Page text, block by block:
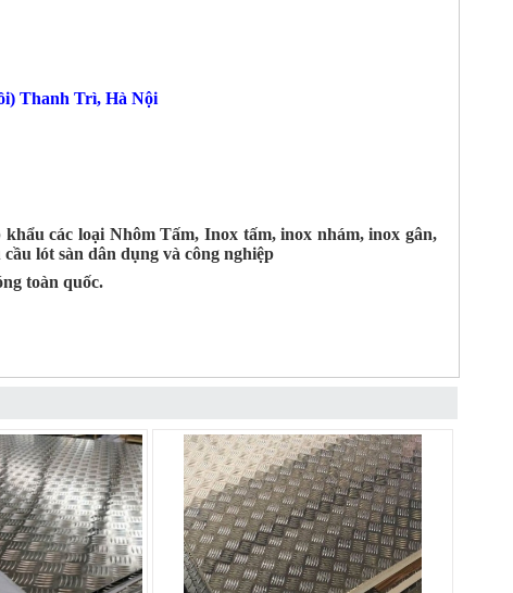
Thanh Trì, Hà Nội
các loại Nhôm Tấm, Inox tấm, inox nhám, inox gân,
lót sàn dân dụng và công nghiệp
toàn quốc.